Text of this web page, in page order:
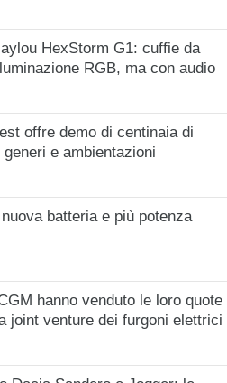
HexStorm G1: cuffie da
RGB, ma con audio
offre demo di centinaia di
e ambientazioni
batteria e più potenza
hanno venduto le loro quote
joint venture dei furgoni elettrici